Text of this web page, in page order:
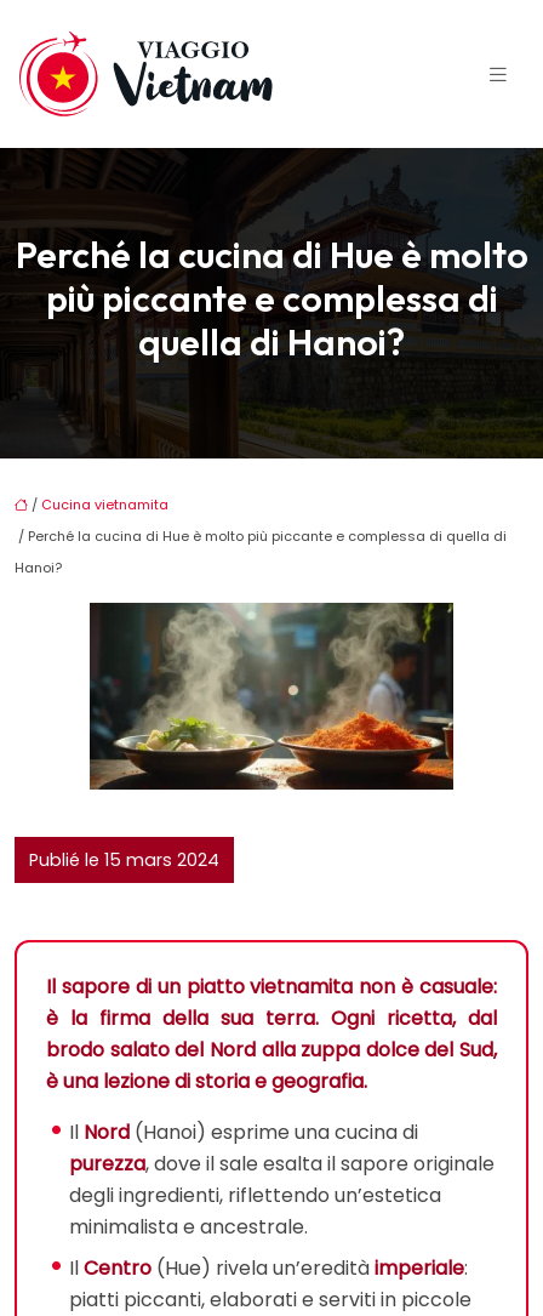
Perché la cucina di Hue è molto
più piccante e complessa di
quella di Hanoi?
/ Cucina vietnamita
/ Perché la cucina di Hue è molto più piccante e complessa di quella di
Hanoi?
Publié le 15 mars 2024
Il sapore di un piatto vietnamita non è casuale:
è la firma della sua terra. Ogni ricetta, dal
brodo salato del Nord alla zuppa dolce del Sud,
è una lezione di storia e geografia.
Il Nord (Hanoi) esprime una cucina di
purezza, dove il sale esalta il sapore originale
degli ingredienti, riflettendo un’estetica
minimalista e ancestrale.
IlCentro (Hue) rivela un’ereditàimperiale:
piatti piccanti, elaborati e serviti in piccole